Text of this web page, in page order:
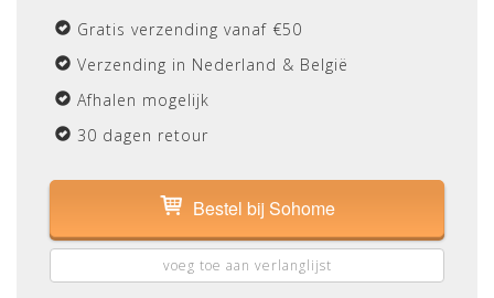
Gratis verzending vanaf €50
Verzending in Nederland & België
Afhalen mogelijk
30 dagen retour
Bestel bij Sohome
voeg toe aan verlanglijst